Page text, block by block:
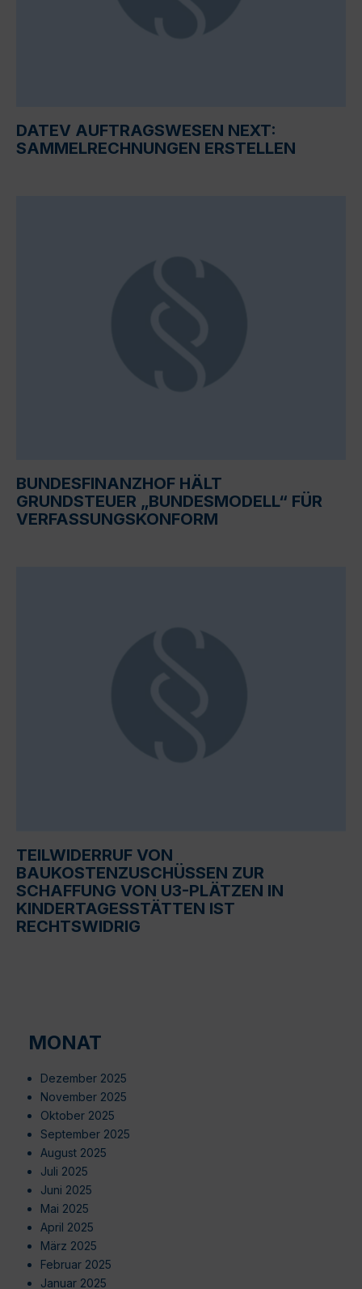
DATEV AUFTRAGSWESEN NEXT:
SAMMELRECHNUNGEN ERSTELLEN
BUNDESFINANZHOF HÄLT
GRUNDSTEUER „BUNDESMODELL“ FÜR
VERFASSUNGSKONFORM
TEILWIDERRUF VON
BAUKOSTENZUSCHÜSSEN ZUR
SCHAFFUNG VON U3-PLÄTZEN IN
KINDERTAGESSTÄTTEN IST
RECHTSWIDRIG
MONAT
Dezember 2025
November 2025
Oktober 2025
September 2025
August 2025
Juli 2025
Juni 2025
Mai 2025
April 2025
März 2025
Februar 2025
Januar 2025